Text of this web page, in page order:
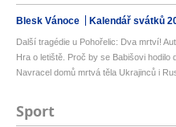
Blesk Vánoce Kalendář svátků
Další tragédie u Pohořelic: Dva mrtví!
Hra o letiště. Proč by se Babišovi
Navracel domů mrtvá těla Ukrajinců i
Sport